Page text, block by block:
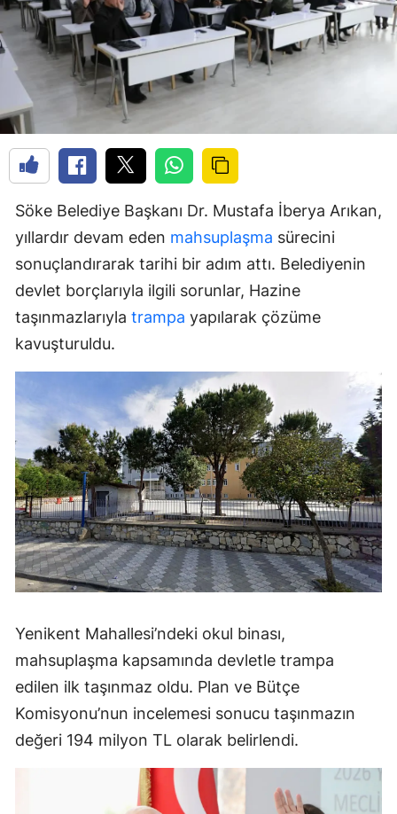
Söke Belediye Başkanı Dr. Mustafa İberya Arıkan,
yıllardır devam eden mahsuplaşma sürecini
sonuçlandırarak tarihi bir adım attı. Belediyenin
devlet borçlarıyla ilgili sorunlar, Hazine
taşınmazlarıyla trampa yapılarak çözüme
kavuşturuldu.
Yenikent Mahallesi’ndeki okul binası,
mahsuplaşma kapsamında devletle trampa
edilen ilk taşınmaz oldu. Plan ve Bütçe
Komisyonu’nun incelemesi sonucu taşınmazın
değeri 194 milyon TL olarak belirlendi.